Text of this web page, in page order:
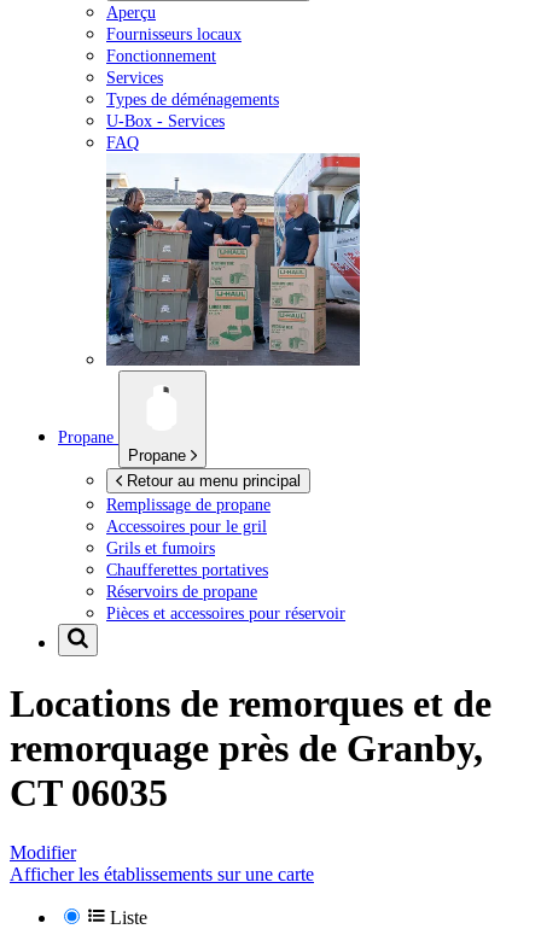
Aperçu
Fournisseurs locaux
Fonctionnement
Services
Types de déménagements
U-Box - Services
FAQ
Propane
Propane
Retour au menu principal
Remplissage de propane
Accessoires pour le gril
Grils et fumoirs
Chaufferettes portatives
Réservoirs de propane
Pièces et accessoires pour réservoir
Locations de remorques et de
remorquage près de Granby,
CT 06035
Modifier
Afficher les établissements sur une carte
Liste